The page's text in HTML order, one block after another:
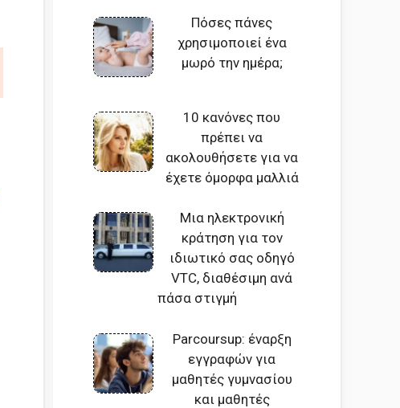
Πόσες πάνες
χρησιμοποιεί ένα
μωρό την ημέρα;
10 κανόνες που
πρέπει να
ακολουθήσετε για να
έχετε όμορφα μαλλιά
Μια ηλεκτρονική
κράτηση για τον
ιδιωτικό σας οδηγό
VTC, διαθέσιμη ανά
πάσα στιγμή
Parcoursup: έναρξη
εγγραφών για
μαθητές γυμνασίου
και μαθητές